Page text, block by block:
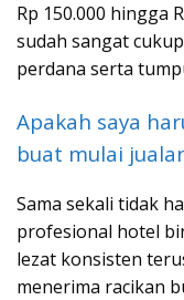
Rp 150.000 hingga
sudah sangat
perdana serta
Apakah saya
buat mulai
Sama sekali tidak
profesional hotel
lezat konsisten
menerima racikan